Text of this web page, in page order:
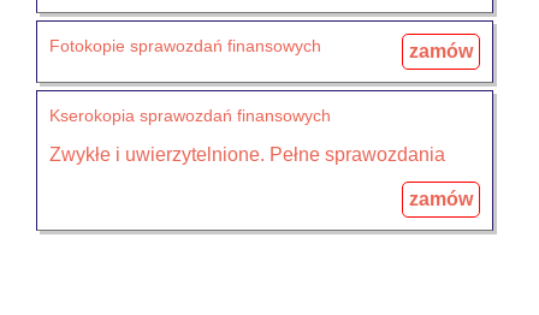
Fotokopie sprawozdań finansowych zamów
Kserokopia sprawozdań finansowych
Zwykłe i uwierzytelnione. Pełne sprawozdania
zamów